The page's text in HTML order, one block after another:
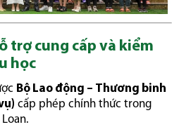
trợ cung cấp và kiểm
học
Bộ Lao động – Thương binh
cấp phép chính thức trong